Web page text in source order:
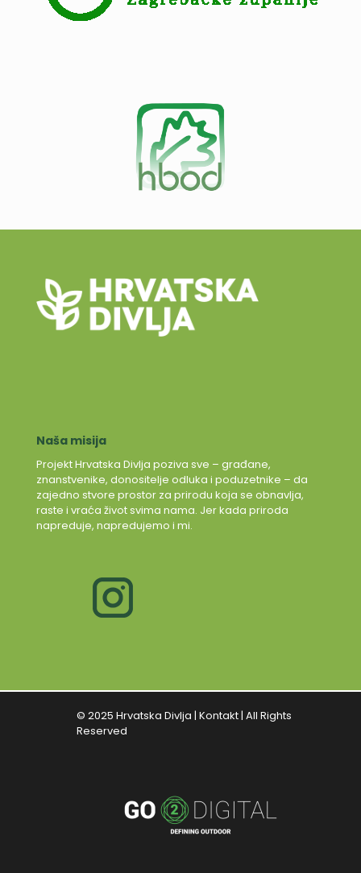
Naša misija
Projekt Hrvatska Divlja poziva sve – građane,
znanstvenike, donositelje odluka i poduzetnike – da
zajedno stvore prostor za prirodu koja se obnavlja,
raste i vraća život svima nama. Jer kada priroda
napreduje, napredujemo i mi.
© 2025 Hrvatska Divlja | Kontakt| All Rights
Reserved